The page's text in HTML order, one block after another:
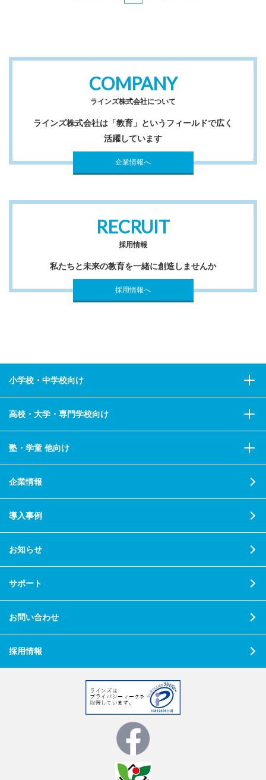
COMPANY
ラインズ株式会社について
ラインズ株式会社は「教育」というフィールドで広く
活躍しています
企業情報へ
RECRUIT
採用情報
私たちと未来の教育を一緒に創造しませんか
採用情報へ
小学校・中学校向け
高校・大学・専門学校向け
塾・学童 他向け
企業情報
導入事例
お知らせ
サポート
お問い合わせ
採用情報